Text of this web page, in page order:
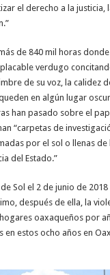
el derecho a la justicia,
de 840 mil horas
verdugo
de su voz, la calidez
en algún lugar
han pasado sobre el
“carpetas de
por el sol o llenas de
del Estado.”
Sol el 2 de junio de 2018
después de ella, la
oaxaqueños por
en estos ocho años en